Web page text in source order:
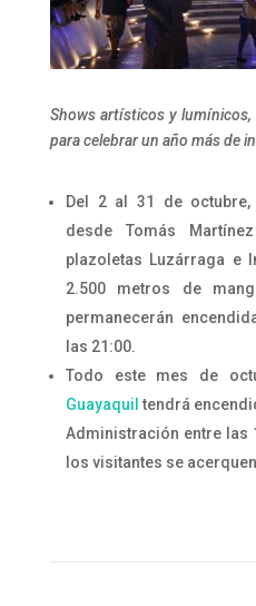
Shows artísticos y lumínicos,
para celebrar un año más de
Del 2 al 31 de
desde Tomás
plazoletas Luzárraga e
2.500 metros de
permanecerán
las 21:00.
Todo este mes de
Guayaquil tendrá
Administración entre las
los visitantes se